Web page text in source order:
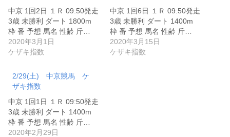
中京 1回2日 １Ｒ 09:50発走
3歳 未勝利 ダート 1800m
枠 番 予想 馬名 性齢 斤…
2020年3月1日
ケザキ指数
中京 1回6日 １Ｒ 09:50発走
3歳 未勝利 ダート 1400m
枠 番 予想 馬名 性齢 斤…
2020年3月15日
ケザキ指数
2/29(土) 中京競馬 ケ
ザキ指数
中京 1回1日 １Ｒ 09:50発走
3歳 未勝利 ダート 1400m
枠 番 予想 馬名 性齢 斤…
2020年2月29日